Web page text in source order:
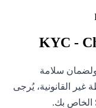
ولضمان سلامة
القانونية، يُرجى